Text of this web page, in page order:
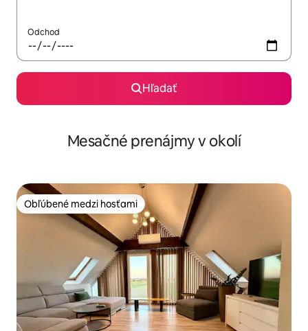
Odchod
Hľadať
Mesačné prenájmy v okolí
Obľúbené medzi hosťami
Obľúbené medzi hosťami